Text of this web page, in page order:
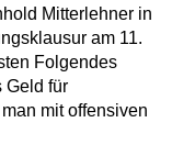
Mitterlehner in
am 11.
Folgendes
Geld für
mit offensiven